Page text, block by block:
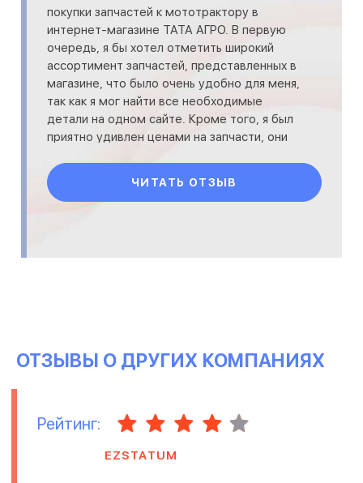
покупки запчастей к мототрактору в
интернет-магазине ТАТА АГРО. В первую
очередь, я бы хотел отметить широкий
ассортимент запчастей, представленных в
магазине, что было очень удобно для меня,
так как я мог найти все необходимые
детали на одном сайте. Кроме того, я был
приятно удивлен ценами на запчасти, они
ЧИТАТЬ ОТЗЫВ
ОТЗЫВЫ О ДРУГИХ КОМПАНИЯХ
Рейтинг:
EZSTATUM